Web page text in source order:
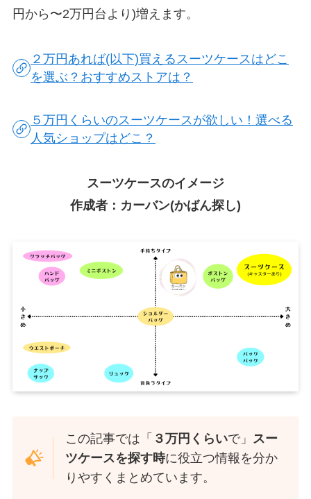
円から〜2万円台より)増えます。
２万円あれば(以下)買えるスーツケースはどこ
を選ぶ？おすすめストアは？
５万円くらいのスーツケースが欲しい！選べる
人気ショップはどこ？
スーツケースのイメージ
作成者：カーバン(かばん探し)
この記事では「 ３万円くらいで」 スー
ツケースを探す時に役立つ情報を分か
りやすくまとめています。